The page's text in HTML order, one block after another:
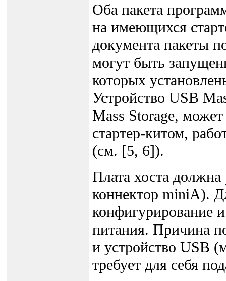
Оба пакета
на имеющихся
документа пакеты
могут быть
которых
Устройство USB
Mass Storage,
стартер-китом,
(см. [5, 6]).
Плата хоста
коннектор miniA).
конфигурирование
питания. Причина
и устройство USB
требует для себя